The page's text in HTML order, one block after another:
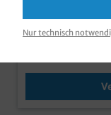
zzgl. MwSt und
Nur technisch